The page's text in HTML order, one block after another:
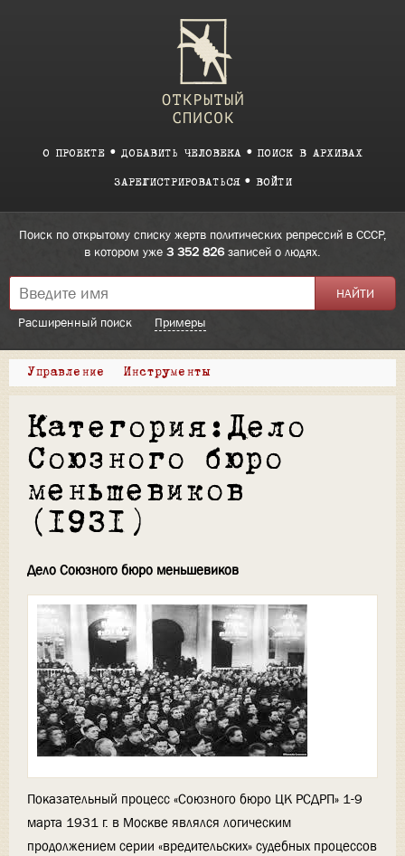
О ПРОЕКТЕ ДОБАВИТЬ ЧЕЛОВЕКА ПОИСК В АРХИВАХ
ЗАРЕГИСТРИРОВАТЬСЯ ВОЙТИ
Поиск по открытому списку жертв политических репрессий в СССР,
в котором уже 3 352 826записей о людях.
Расширенный поиск Примеры
Управление Инструменты
Категория:Дело
Союзного бюро
меньшевиков
(1931)
Дело Союзного бюро меньшевиков
Показательный процесс «Союзного бюро ЦК РСДРП» 1-9
марта 1931 г. в Москве являлся логическим
продолжением серии «вредительских» судебных процессов